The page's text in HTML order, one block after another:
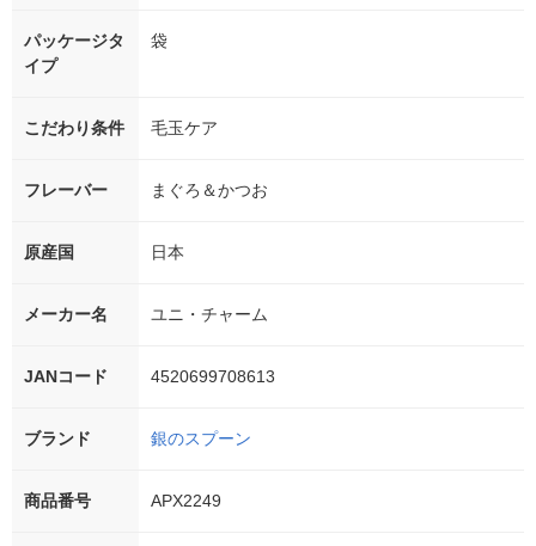
パッケージタ
イプ
袋
こだわり条件 毛玉ケア
フレーバー まぐろ＆かつお
原産国 日本
メーカー名 ユニ・チャーム
JANコード 4520699708613
ブランド 銀のスプーン
商品番号 APX2249